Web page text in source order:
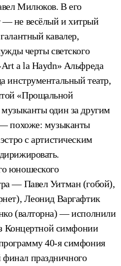
Милюков. В его
— не весёлый и хитрый
кавалер,
черты светского
a la Haydn» Альфреда
инструментальный театр,
«Прощальной
один за другим
похоже: музыканты
с артистическим
юношеского
— Павел Уитман (гобой),
Леонид Варгафтик
(валторна) — исполнили
Концертной симфонии
40-я симфония
праздничного